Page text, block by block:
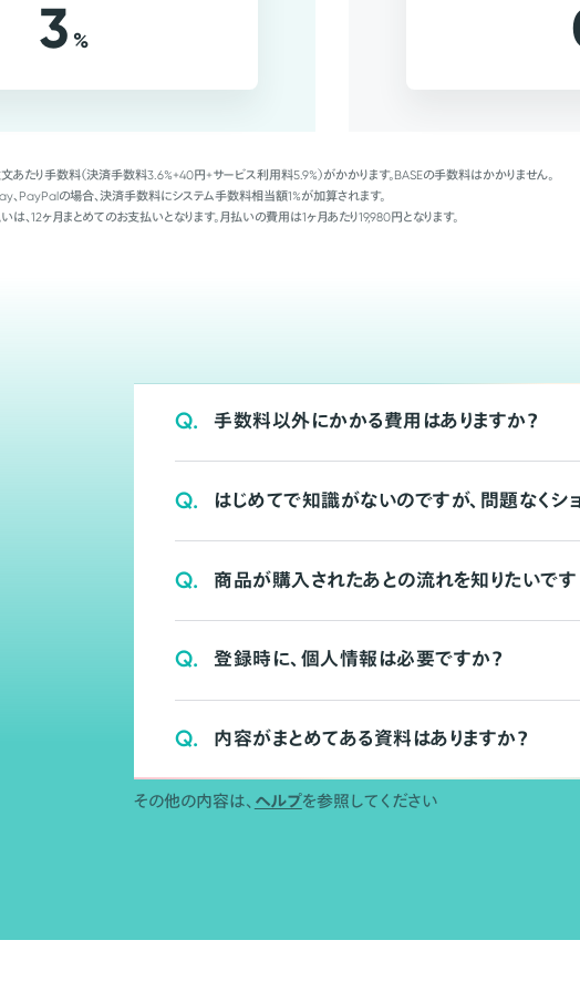
3 %
あたり手数料（決済手数料3.6%+40円+サービス利用料5.9%）がかかります。BASEの手数料はかかりません。
PayPalの場合、決済手数料にシステム手数料相当額1%が加算されます。
、12ヶ月まとめてのお支払いとなります。月払いの費用は1ヶ月あたり19,980円となります。
Q. 手数料以外にかかる費用はありますか？
Q. はじめてで知識がないのですが、問題なくシ
Q. 商品が購入されたあとの流れを知りたいです
Q. 登録時に、個人情報は必要ですか？
Q. 内容がまとめてある資料はありますか？
その他の内容は、 ヘルプを参照してください